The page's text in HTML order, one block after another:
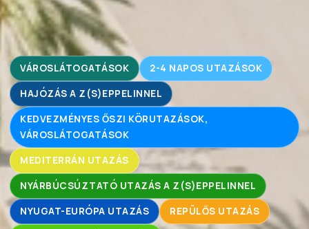
VÁROSLÁTOGATÁSOK 2-4 NAPOS UTAZÁSOK
HAJÓZÁS A Z(S)EPPELINNEL
KEDVEZMÉNYES ŐSZI KÖRUTAZÁSOK,
VÁROSLÁTOGATÁSOK
MEDITERRÁN UTAZÁS
NYÁRBÚCSÚZTATÓ UTAZÁS A Z(S)EPPELINNEL
NYUGAT-EURÓPA UTAZÁS REPÜLŐS UTAZÁS